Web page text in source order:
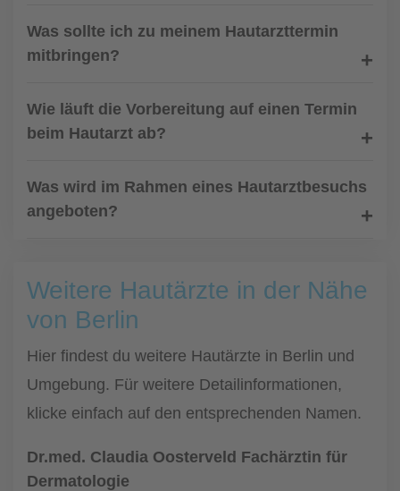
Was sollte ich zu meinem Hautarzttermin
mitbringen?
Wie läuft die Vorbereitung auf einen Termin
beim Hautarzt ab?
Was wird im Rahmen eines Hautarztbesuchs
angeboten?
Weitere Hautärzte in der Nähe
von Berlin
Hier findest du weitere Hautärzte in Berlin und
Umgebung. Für weitere Detailinformationen,
klicke einfach auf den entsprechenden Namen.
Dr.med. Claudia Oosterveld Fachärztin für
Dermatologie